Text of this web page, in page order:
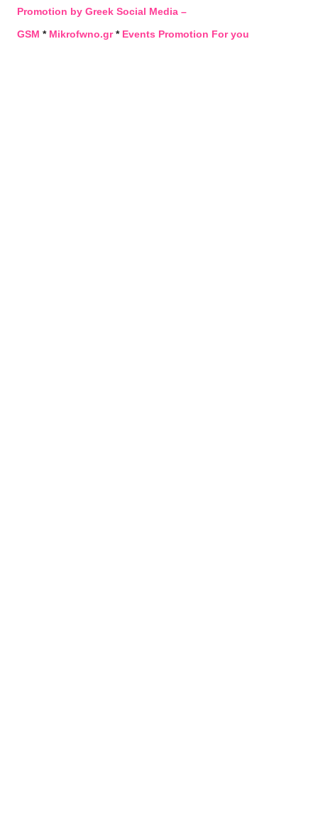
Promotion by Greek Social Media –
GSM * Mikrofwno.gr* Events Promotion For you